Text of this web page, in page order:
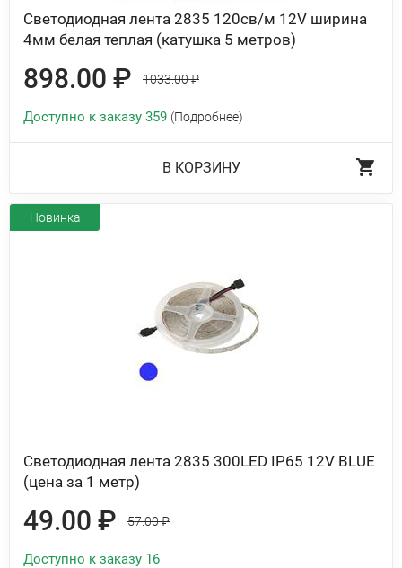
Светодиодная лента 2835 120св/м 12V ширина
4мм белая теплая (катушка 5 метров)
898.00 ₽ 1033.00 ₽
Доступно к заказу 359 (Подробнее)
В КОРЗИНУ
Светодиодная лента 2835 300LED IP65 12V BLUE
(цена за 1 метр)
49.00 ₽ 57.00 ₽
Новинка
Доступно к заказу 16